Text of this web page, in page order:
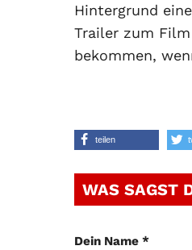
Hintergrund
Trailer zum
bekommen,
teilen
WAS SAGST
Dein Name *